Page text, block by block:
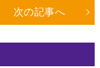
次の記事へ